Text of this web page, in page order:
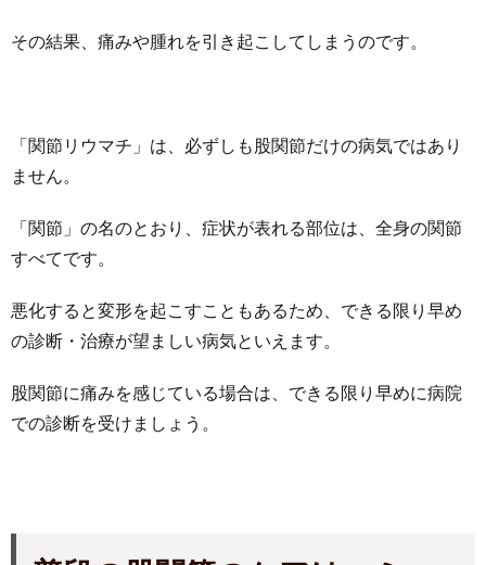
その結果、痛みや腫れを引き起こしてしまうのです。
「関節リウマチ」は、必ずしも股関節だけの病気ではあり
ません。
「関節」の名のとおり、症状が表れる部位は、全身の関節
すべてです。
悪化すると変形を起こすこともあるため、できる限り早め
の診断・治療が望ましい病気といえます。
股関節に痛みを感じている場合は、できる限り早めに病院
での診断を受けましょう。